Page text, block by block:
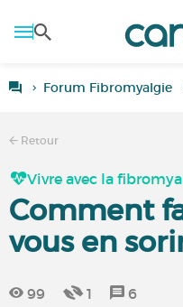
Forum Fibromyalgie
Retour
Vivre avec la
Comment
vous en
99 1 6